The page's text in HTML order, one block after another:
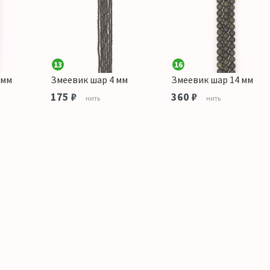
13
Змеевик шар 4 мм
175 ₽ нить
16
Змеевик шар 14 мм
360 ₽ нить